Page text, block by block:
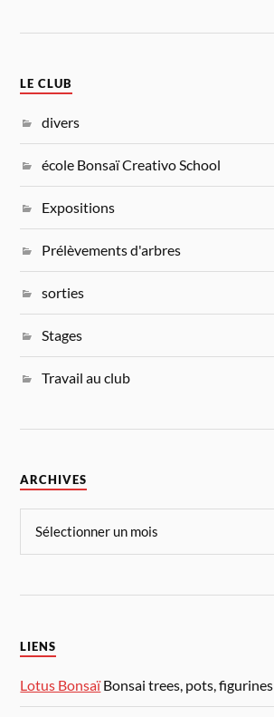
LE CLUB
divers
école Bonsaï Creativo School
Expositions
Prélèvements d'arbres
sorties
Stages
Travail au club
ARCHIVES
LIENS
Lotus BonsaïBonsai trees, pots, figurines